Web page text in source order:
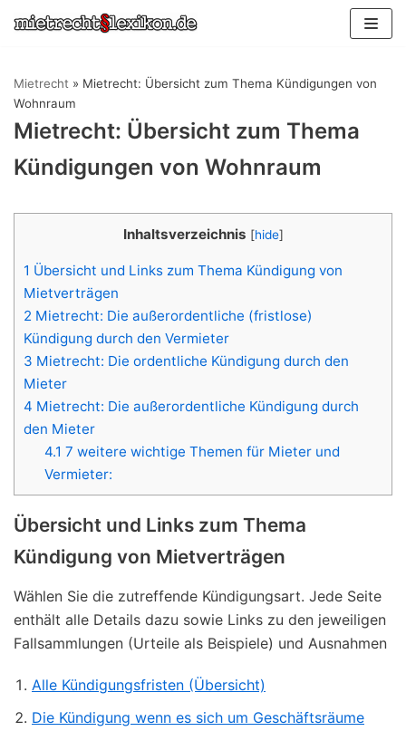
Zum
Mietrecht » Mietrecht: Übersicht zum Thema Kündigungen von
Wohnraum
Mietrecht: Übersicht zum Thema
Kündigungen von Wohnraum
Inhaltsverzeichnis [hide]
1 Übersicht und Links zum Thema Kündigung von
Mietverträgen
2 Mietrecht: Die außerordentliche (fristlose)
Kündigung durch den Vermieter
3 Mietrecht: Die ordentliche Kündigung durch den
Mieter
4 Mietrecht: Die außerordentliche Kündigung durch
den Mieter
4.1 7 weitere wichtige Themen für Mieter und
Vermieter:
Übersicht und Links zum Thema
Kündigung von Mietverträgen
Wählen Sie die zutreffende Kündigungsart. Jede Seite
enthält alle Details dazu sowie Links zu den jeweiligen
Fallsammlungen (Urteile als Beispiele) und Ausnahmen
Alle Kündigungsfristen (Übersicht)
Die Kündigung wenn es sich um Geschäftsräume